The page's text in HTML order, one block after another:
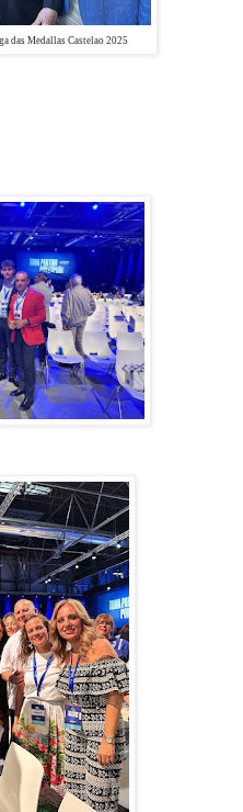
dasMedallas Castelao 2025